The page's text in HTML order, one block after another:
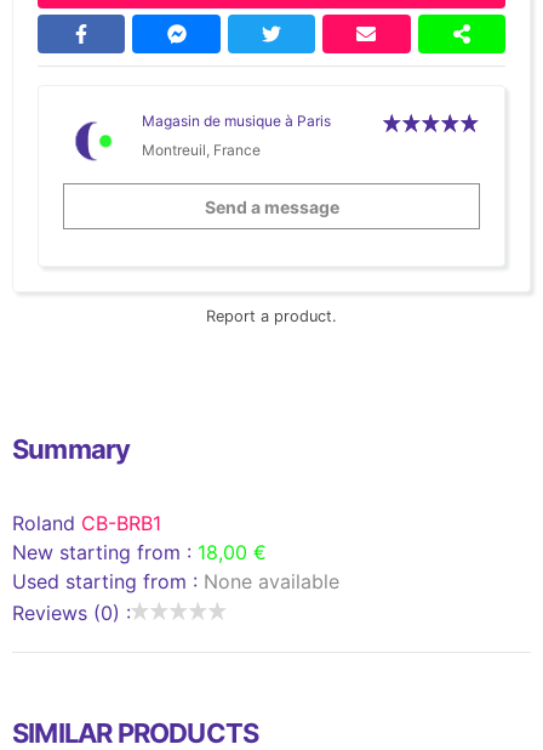
Magasin de musique à Paris
Montreuil, France
Send a message
Report a product.
Summary
Roland CB-BRB1
New starting from : 18,00 €
Used starting from : None available
Reviews (0) :
SIMILAR PRODUCTS